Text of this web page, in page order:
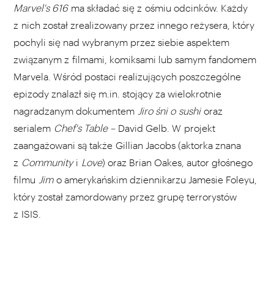
Marvel's 616 ma składać się z ośmiu odcinków. Każdy
z nich został zrealizowany przez innego reżysera, który
pochyli się nad wybranym przez siebie aspektem
związanym z filmami, komiksami lub samym fandomem
Marvela. Wśród postaci realizujących poszczególne
epizody znalazł się m.in. stojący za wielokrotnie
nagradzanym dokumentem Jiro śni o sushi oraz
serialem Chef's Table – David Gelb. W projekt
zaangażowani są także Gillian Jacobs (aktorka znana
z Community i Love) oraz Brian Oakes, autor głośnego
filmu Jim o amerykańskim dziennikarzu Jamesie Foleyu,
który został zamordowany przez grupę terrorystów
z ISIS.